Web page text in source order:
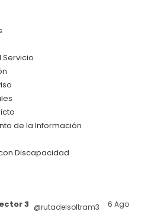
de la Información
Discapacidad
3 @rutadelsoltram3 · 6 Ago